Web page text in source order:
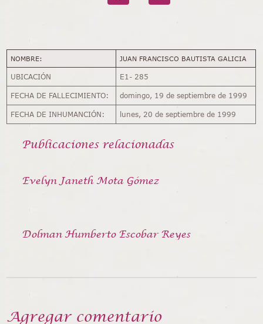
NOMBRE: JUAN FRANCISCO BAUTISTA GALICIA
UBICACIÓN E1- 285
FECHA DE FALLECIMIENTO: domingo, 19 de septiembre de 1999
FECHA DE INHUMANCIÓN: lunes, 20 de septiembre de 1999
Publicaciones relacionadas
Evelyn Janeth Mota Gómez
Dolman Humberto Escobar Reyes
Agregar comentario